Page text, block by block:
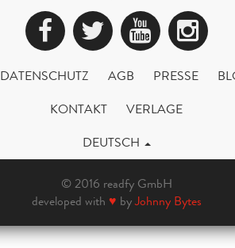
Facebook
Twitter
DATENSCHUTZ AGB PRESSE
KONTAKT
VERLAGE
DEUTSCH
© 2016 readfy GmbH
developed with ♥ byJohnny Bytes